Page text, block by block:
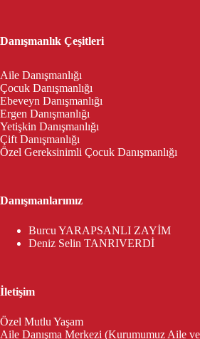
Danışmanlık Çeşitleri
Aile Danışmanlığı
Çocuk Danışmanlığı
Ebeveyn Danışmanlığı
Ergen Danışmanlığı
Yetişkin Danışmanlığı
Çift Danışmanlığı
Özel Gereksinimli Çocuk Danışmanlığı
Danışmanlarımız
Burcu YARAPSANLI ZAYİM
Deniz Selin TANRIVERDİ
İletişim
Özel Mutlu Yaşam
Aile Danışma Merkezi (Kurumumuz Aile